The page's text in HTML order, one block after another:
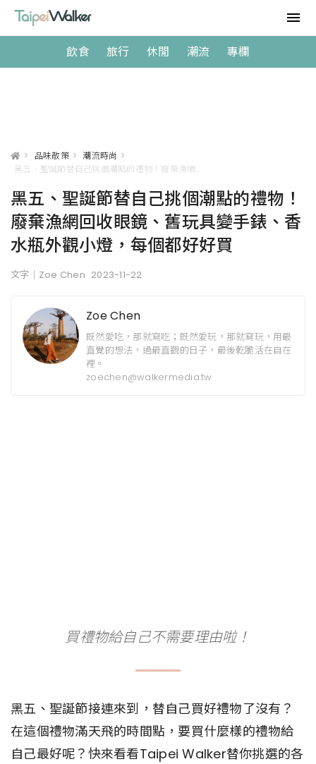
飲食 旅行 休閒 潮流 專欄
> 品味散策 > 潮流時尚 >
黑五、聖誕節替自己挑個潮點的禮物！
廢棄漁網回收眼鏡、舊玩具變手錶、香
水瓶外觀小燈，每個都好好買
文字｜Zoe Chen 2023-11-22
Zoe Chen
既然愛吃，那就寫吃；既然愛玩，那就寫玩，用最
直覺的想法，過最直觀的日子，最後乾脆活在自在
裡。
zoechen@walkermedia.tw
買禮物給自己不需要理由啦！
黑五、聖誕節接連來到，替自己買好禮物了沒有？
在這個禮物滿天飛的時間點，要買什麼樣的禮物給
自己最好呢？快來看看Taipei Walker替你挑選的各